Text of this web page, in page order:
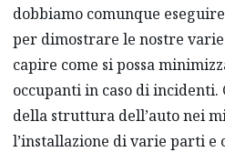
dobbiamo comunque
per dimostrare le nostre
capire come si possa
occupanti in caso di incidenti.
della struttura dell’auto nei
l’installazione di varie parti